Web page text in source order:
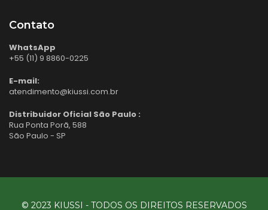
Contato
WhatsApp
+55 (11) 9 8860-0225
E-mail:
atendimento@kiussi.com.br
Distribuidor Oficial São Paulo :
Rua Ponta Porã, 588
São Paulo - SP
© 2023 KIUSSI - TODOS OS DIREITOS RESERVADOS